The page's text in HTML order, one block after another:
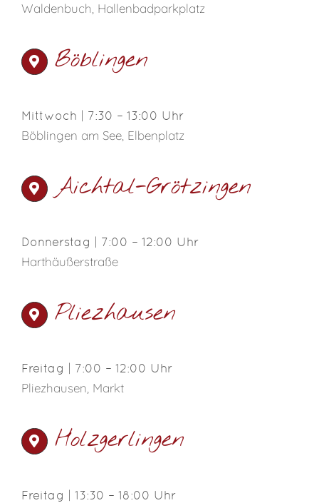
Waldenbuch, Hallenbadparkplatz
Böblingen
Mittwoch | 7:30 – 13:00 Uhr
Böblingen am See, Elbenplatz
Aichtal-Grötzingen
Donnerstag | 7:00 – 12:00 Uhr
Harthäußerstraße
Pliezhausen
Freitag | 7:00 – 12:00 Uhr
Pliezhausen, Markt
Holzgerlingen
Freitag | 13:30 – 18:00 Uhr